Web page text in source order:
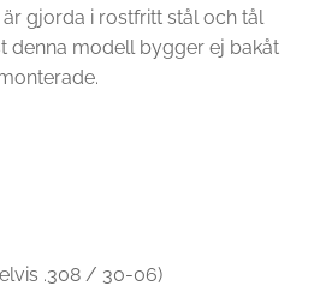
gjorda i rostfritt stål och tål
denna modell bygger ej bakåt
.308 / 30-06)